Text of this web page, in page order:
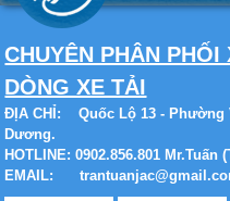
Xe
CHUYÊN PHÂN
DÒNG XE TẢI
ĐỊA CHỈ:
Quốc Lộ 13 - Phường
Dương.
HOTLINE: 0902.856.801 Mr.Tuấn
EMAIL: